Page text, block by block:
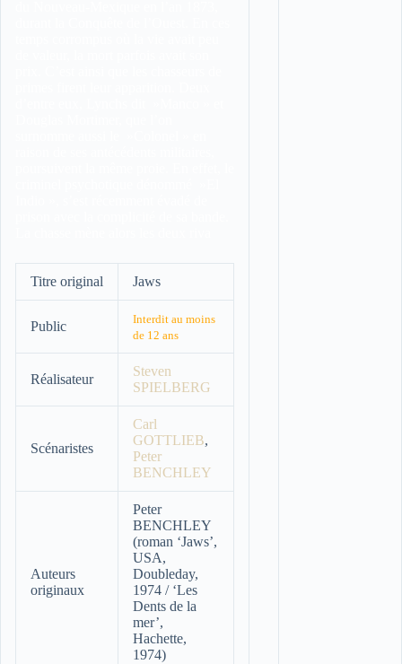
Titre original Jaws
Public
Interdit au moins
de 12 ans
Réalisateur
Steven
SPIELBERG
Scénaristes
Carl
GOTTLIEB,
Peter
BENCHLEY
Auteurs
originaux
Peter
BENCHLEY
(roman ‘Jaws’,
USA,
Doubleday,
1974 / ‘Les
Dents de la
mer’,
Hachette,
1974)